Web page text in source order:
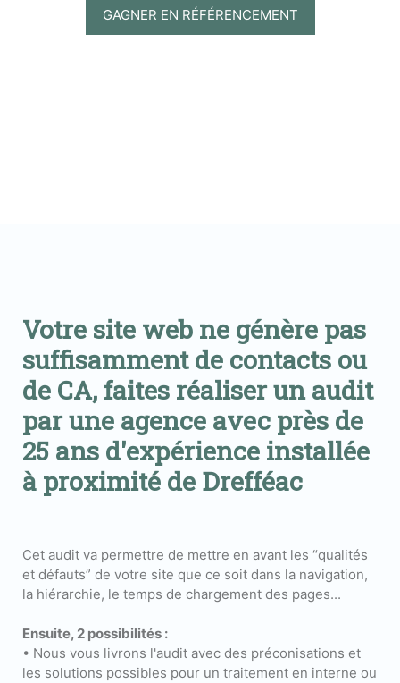
GAGNER EN RÉFÉRENCEMENT
Votre site web ne génère pas
suffisamment de contacts ou
de CA, faites réaliser un audit
par une agence avec près de
25 ans d'expérience installée
à proximité de Drefféac
Cet audit va permettre de mettre en avant les “qualités
et défauts” de votre site que ce soit dans la navigation,
la hiérarchie, le temps de chargement des pages...
Ensuite, 2 possibilités :
• Nous vous livrons l'audit avec des préconisations et
les solutions possibles pour un traitement en interne ou